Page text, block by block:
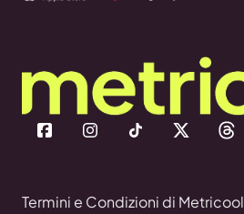
Termini e Condizioni di Metricool